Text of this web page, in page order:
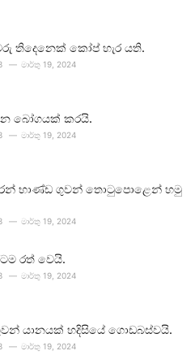
තිදෙනෙක් කෝප් හැර යති.
මාර්තු 19, 2024
බෝගයක් කරයි.
මාර්තු 19, 2024
භාණ්ඩ ගුවන් තොටුපොළෙන් හමු
මාර්තු 19, 2024
රත් වෙයි.
මාර්තු 19, 2024
යානයක් හදිසියේ ගොඩබස්වයි.
මාර්තු 19, 2024